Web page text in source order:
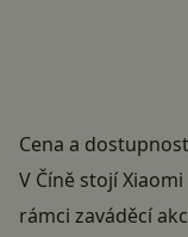
Cena a dostupnost
V Číně stojí Xiaomi
rámci zaváděcí